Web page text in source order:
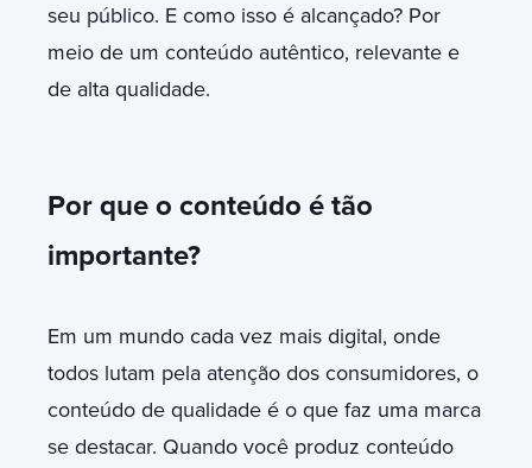
seu público. E como isso é alcançado? Por
meio de um conteúdo autêntico, relevante e
de alta qualidade.
Por que o conteúdo é tão
importante?
Em um mundo cada vez mais digital, onde
todos lutam pela atenção dos consumidores, o
conteúdo de qualidade é o que faz uma marca
se destacar. Quando você produz conteúdo